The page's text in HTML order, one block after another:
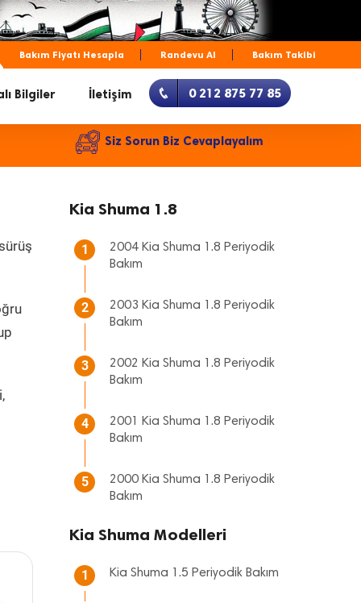
Bakım Fiyatı Hesapla Randevu Al Bakım Takibi
Bilgiler İletişim 0 212 875 77 85
Siz Sorun Biz Cevaplayalım
Kia Shuma 1.8
1
2004 Kia Shuma 1.8 Periyodik
Bakım
2
2003 Kia Shuma 1.8 Periyodik
Bakım
3
2002 Kia Shuma 1.8 Periyodik
Bakım
4
2001 Kia Shuma 1.8 Periyodik
Bakım
5
2000 Kia Shuma 1.8 Periyodik
Bakım
Kia Shuma Modelleri
1 Kia Shuma 1.5 Periyodik Bakım